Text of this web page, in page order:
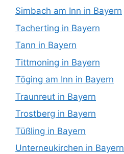
Simbach am Inn in Bayern
Tacherting in Bayern
Tann in Bayern
Tittmoning in Bayern
Töging am Inn in Bayern
Traunreut in Bayern
Trostberg in Bayern
Tüßling in Bayern
Unterneukirchen in Bayern